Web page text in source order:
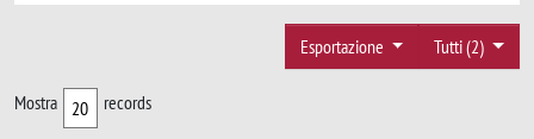
Tutti (2)
Esportazione
Mostra records